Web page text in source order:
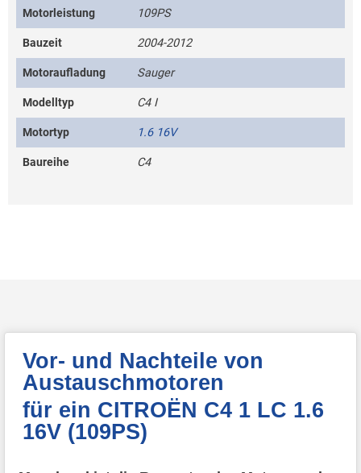
Motorleistung 109PS
Bauzeit 2004-2012
Motoraufladung Sauger
Modelltyp C4 I
Motortyp 1.6 16V
Baureihe C4
Vor- und Nachteile von
Austauschmotoren
für ein CITROËN C4 1 LC 1.6
16V (109PS)